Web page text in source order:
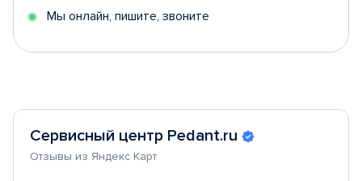
Мы онлайн, пишите, звоните
Сервисный центр Pedant.ru
Отзывы из Яндекс Карт